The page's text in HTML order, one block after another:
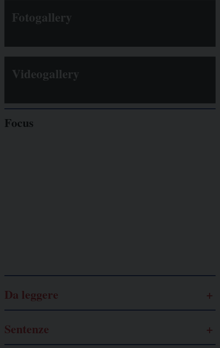
Fotogallery
Videogallery
Focus
Da leggere
Sentenze